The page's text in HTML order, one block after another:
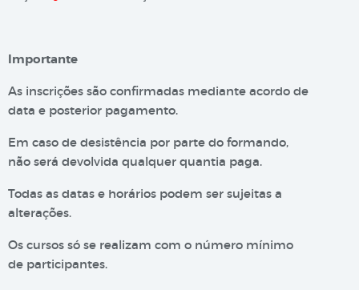
Importante
As inscrições são confirmadas mediante acordo de
data e posterior pagamento.
Em caso de desistência por parte do formando,
não será devolvida qualquer quantia paga.
Todas as datas e horários podem ser sujeitas a
alterações.
Os cursos só se realizam com o número mínimo
de participantes.